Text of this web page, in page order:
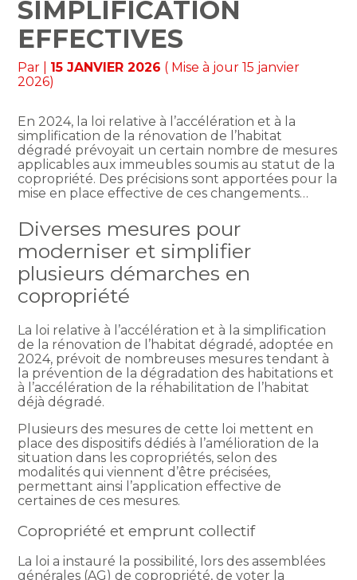
SIMPLIFICATION
EFFECTIVES
Par 15 JANVIER 2026 ( Mise à jour 15 janvier
2026)
En 2024, la loi relative à l’accélération et à la
simplification de la rénovation de l’habitat
dégradé prévoyait un certain nombre de mesures
applicables aux immeubles soumis au statut de la
copropriété. Des précisions sont apportées pour la
mise en place effective de ces changements…
Diverses mesures pour
moderniser et simplifier
plusieurs démarches en
copropriété
La loi relative à l’accélération et à la simplification
de la rénovation de l’habitat dégradé, adoptée en
2024, prévoit de nombreuses mesures tendant à
la prévention de la dégradation des habitations et
à l’accélération de la réhabilitation de l’habitat
déjà dégradé.
Plusieurs des mesures de cette loi mettent en
place des dispositifs dédiés à l’amélioration de la
situation dans les copropriétés, selon des
modalités qui viennent d’être précisées,
permettant ainsi l’application effective de
certaines de ces mesures.
Copropriété et emprunt collectif
La loi a instauré la possibilité, lors des assemblées
générales (AG) de copropriété, de voter la